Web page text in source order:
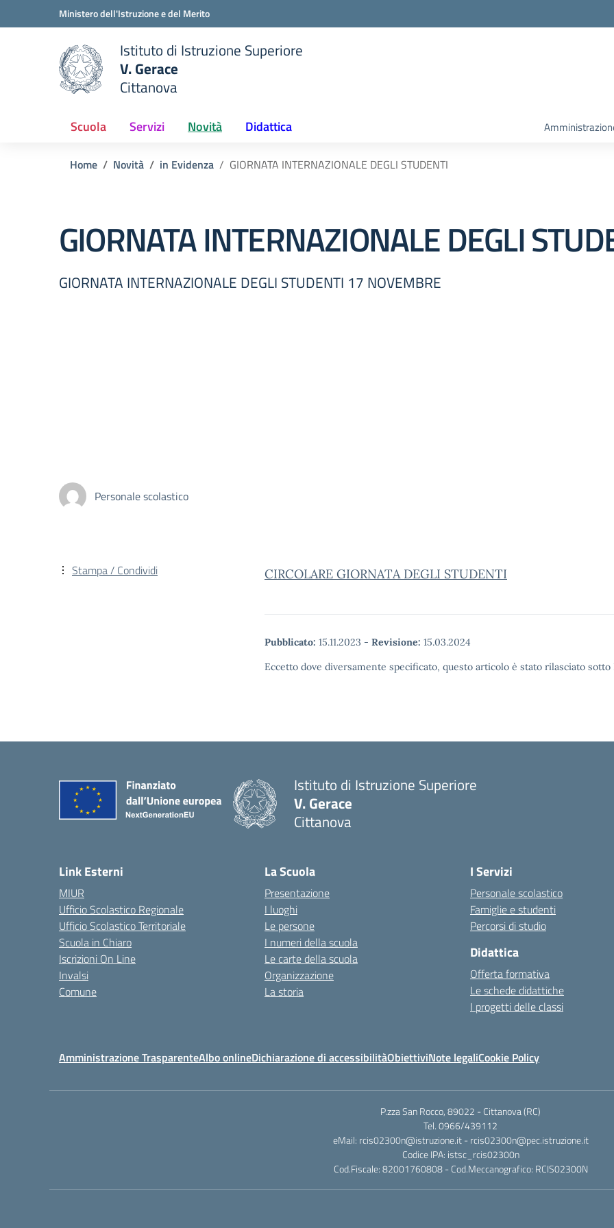
Vai ai contenuti
Vai al menu di navigazioneMinistero dell'Istruzione e del Merito
scuola
Istituto di Istruzione Superiore
V. Gerace
Cittanova
Scuola Servizi Novità Didattica
Home Novità in Evidenza GIORNATA INTERNAZIONALE DEGLI STUDENTI
GIORNATA INTERNAZIONALE DEGLI
GIORNATA INTERNAZIONALE DEGLI STUDENTI 17 NOVEMBRE
Personale scolastico
CIRCOLARE GIORNATA DEGLI STUDENTI
Pubblicato: 15.11.2023 - Revisione: 15.03.2024
Eccetto dove diversamente specificato, questo articolo è stato rilasciato
Stampa / Condividi
Istituto di Istruzione Superiore
V. Gerace
Cittanova
Link Esterni
MIUR
Ufficio Scolastico Regionale
Ufficio Scolastico Territoriale
Scuola in Chiaro
Iscrizioni On Line
Invalsi
Comune
La Scuola
Presentazione
I luoghi
Le persone
I numeri della scuola
Le carte della scuola
Organizzazione
La storia
I Servizi
Personale scolastico
Famiglie e studenti
Percorsi di studio
Didattica
Offerta formativa
Le schede didattiche
I progetti delle classi
Amministrazione TrasparenteAlbo onlineDichiarazione di accessibilitàObiettiviNote legaliCookie Policy
P.zza San Rocco, 89022 - Cittanova (RC)
Tel. 0966/439112
eMail: rcis02300n@istruzione.it - rcis02300n@pec.istruzione.it
Codice IPA: istsc_rcis02300n
Cod.Fiscale: 82001760808 - Cod.Meccanografico: RCIS02300N